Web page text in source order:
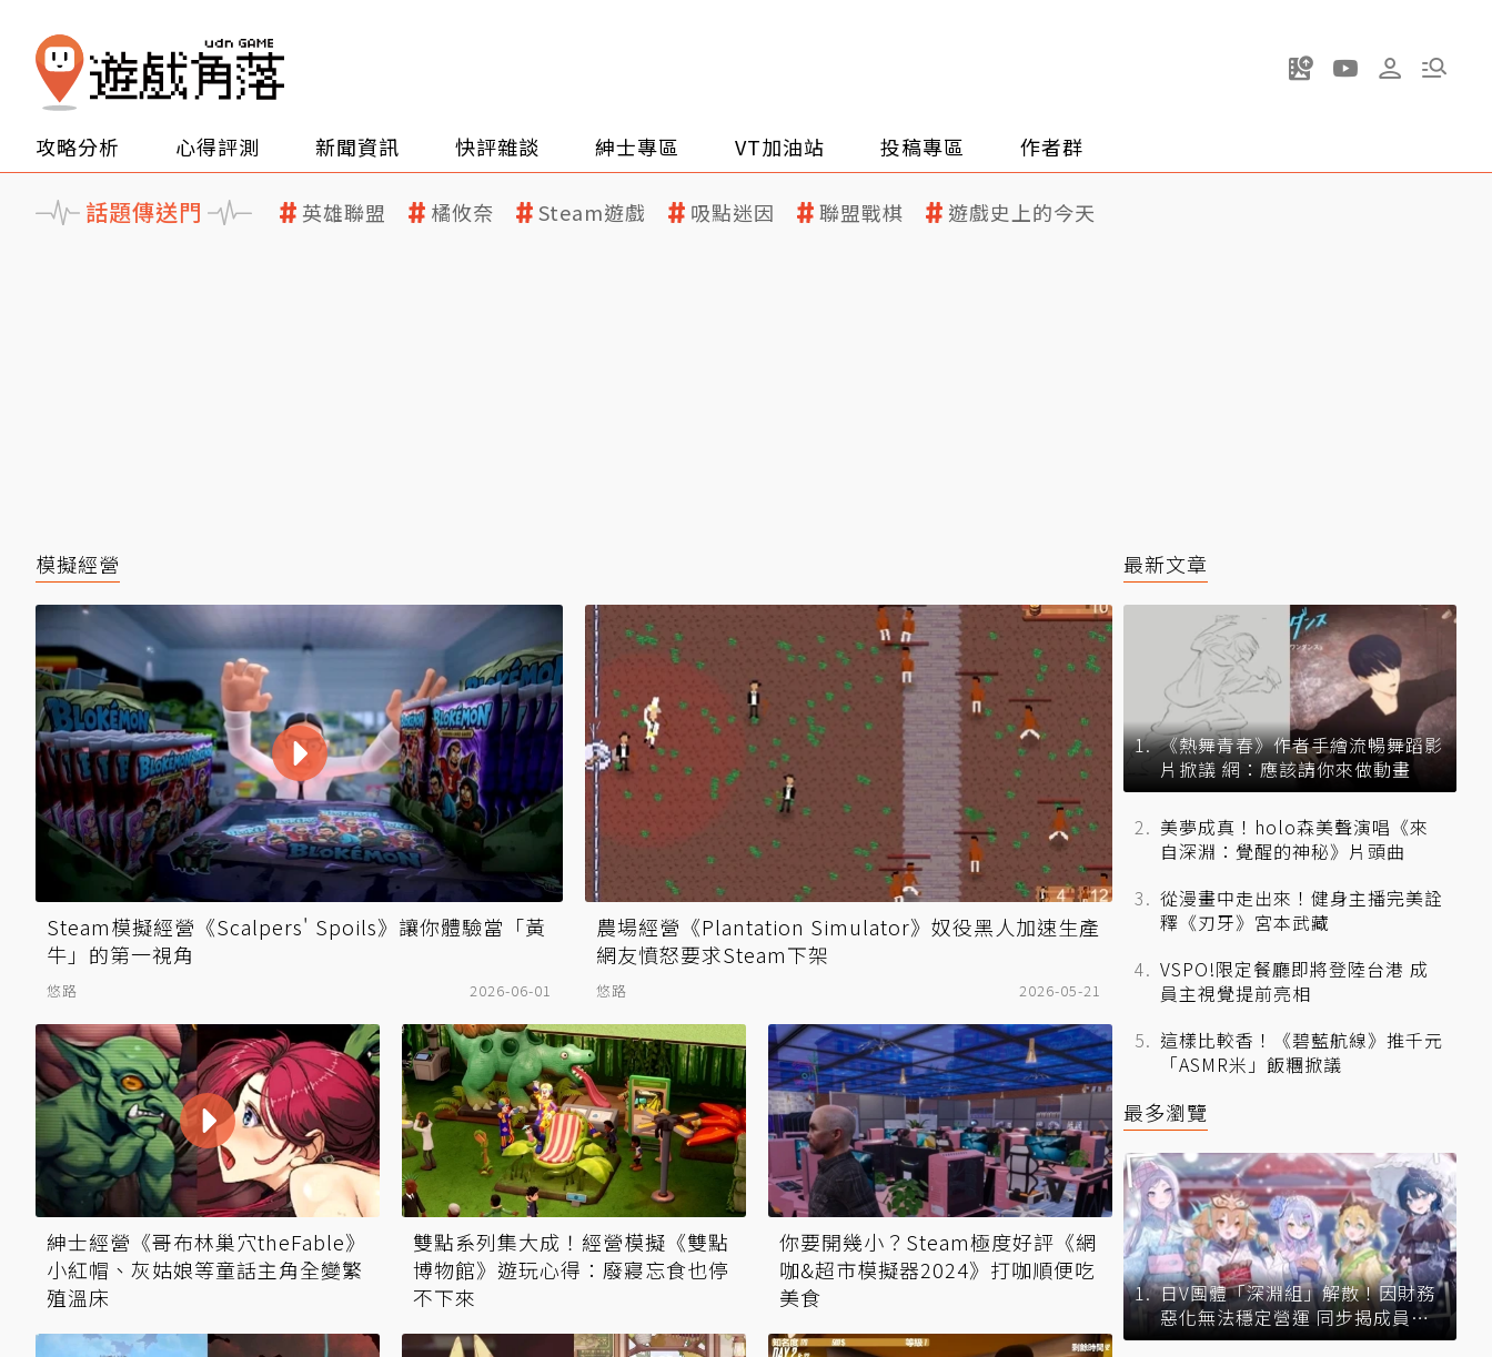
攻略分析 心得評測 新聞資訊 快評雜談 紳士專區 VT加油站 投稿專區 作者群
話題傳送門 英雄聯盟 橘攸奈 Steam遊戲 吸點迷因 聯盟戰棋 遊戲史上的今天
模擬經營
Steam模擬經營《Scalpers' Spoils》讓你體驗當「黃
牛」的第一視角
悠路 2026-06-01
農場經營《Plantation Simulator》奴役黑人加速生產
網友憤怒要求Steam下架
悠路 2026-05-21
紳士經營《哥布林巢穴theFable》
小紅帽、灰姑娘等童話主角全變繁
殖溫床
雙點系列集大成！經營模擬《雙點
博物館》遊玩心得：廢寢忘食也停
不下來
你要開幾小？Steam極度好評《網
咖&超市模擬器2024》打咖順便吃
美食
最新文章
《熱舞青春》作者手繪流暢舞蹈影
片掀議 網：應該請你來做動畫
美夢成真！holo森美聲演唱《來
自深淵：覺醒的神秘》片頭曲
從漫畫中走出來！健身主播完美詮
釋《刃牙》宮本武藏
VSPO!限定餐廳即將登陸台港 成
員主視覺提前亮相
這樣比較香！《碧藍航線》推千元
「ASMR米」飯糰掀議
最多瀏覽
日V團體「深淵組」解散！因財務
惡化無法穩定營運 同步揭成員未
來去向